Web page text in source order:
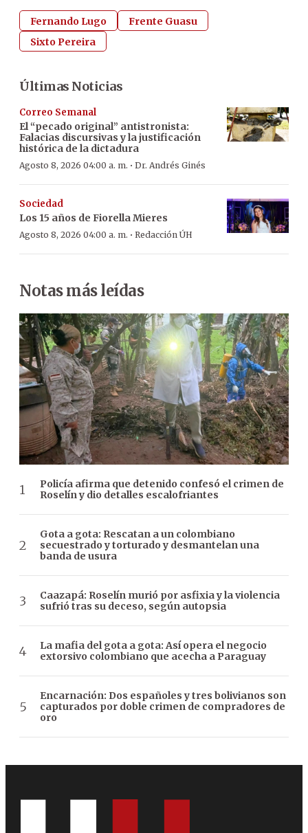
Fernando Lugo
Frente Guasu
Sixto Pereira
Últimas Noticias
Correo Semanal
El “pecado original” antistronista:
Falacias discursivas y la justificación
histórica de la dictadura
Agosto 8, 2026 04:00 a. m. · Dr. Andrés Ginés
Sociedad
Los 15 años de Fiorella Mieres
Agosto 8, 2026 04:00 a. m. · Redacción ÚH
Notas más leídas
Policía afirma que detenido confesó el crimen de
Roselín y dio detalles escalofriantes
Gota a gota: Rescatan a un colombiano
secuestrado y torturado y desmantelan una
banda de usura
Caazapá: Roselín murió por asfixia y la violencia
sufrió tras su deceso, según autopsia
La mafia del gota a gota: Así opera el negocio
extorsivo colombiano que acecha a Paraguay
Encarnación: Dos españoles y tres bolivianos son
capturados por doble crimen de compradores de
oro